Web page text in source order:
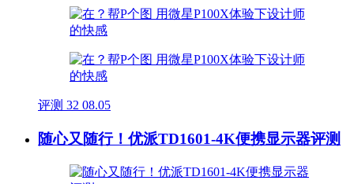
评测 32 08.05
随心又随行！优派TD1601-4K便携显示器评测